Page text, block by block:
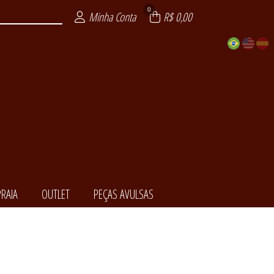
Minha Conta 0 R$ 0,00
OUTLET PEÇAS AVULSAS